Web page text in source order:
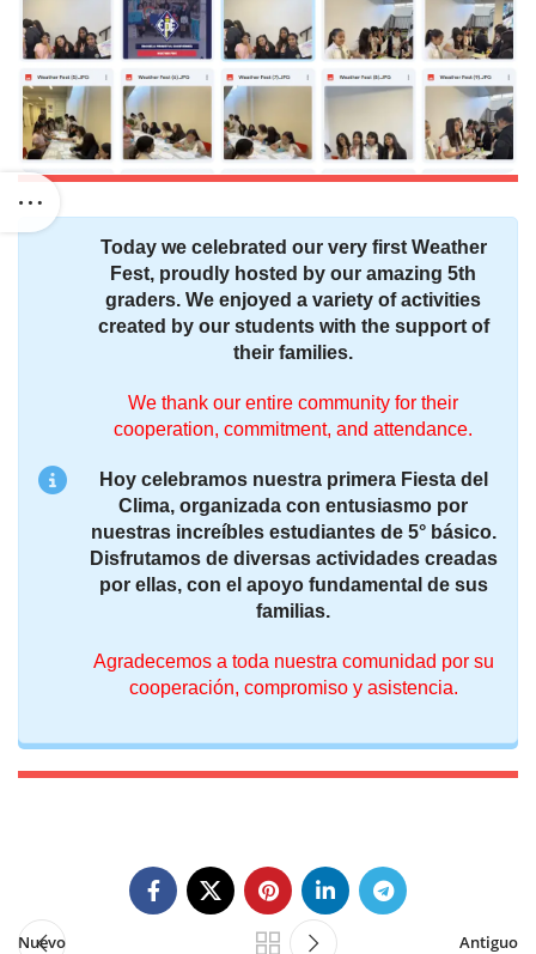
Today we celebrated our very first Weather
Fest, proudly hosted by our amazing 5th
graders. We enjoyed a variety of activities
created by our students with the support of
their families.
We thank our entire community for their
cooperation, commitment, and attendance.
Hoy celebramos nuestra primera Fiesta del
Clima, organizada con entusiasmo por
nuestras increíbles estudiantes de 5° básico.
Disfrutamos de diversas actividades creadas
por ellas, con el apoyo fundamental de sus
familias.
Agradecemos a toda nuestra comunidad por su
cooperación, compromiso y asistencia.
Nuevo Antiguo